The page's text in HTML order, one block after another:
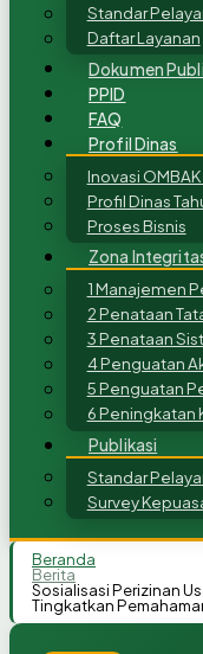
Standar
Daftar Layanan
Dokumen
PPID
FAQ
Profil Dinas
Inovasi OMBAK
Profil Dinas
Proses Bisnis
Zona
1 Manajemen
2 Penataan
3 Penataan
4 Penguatan
5 Penguatan
6 Peningkatan
Publikasi
Standar
Survey
Beranda
Berita
Sosialisasi Perizinan
Tingkatkan